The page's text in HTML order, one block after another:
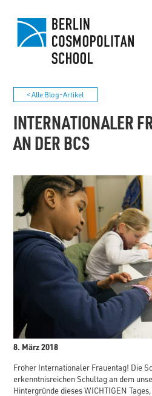
< Alle Blog-Artikel
INTERNATIONALER
AN DER BCS
8. März 2018
Froher Internationaler Frauentag! Die
erkenntnisreichen Schultag an dem
Hintergründe dieses WICHTIGEN